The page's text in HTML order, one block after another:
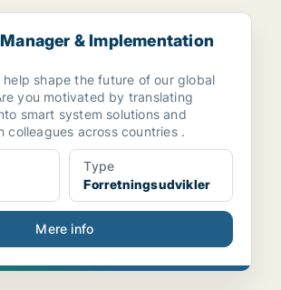
& Implementation Specialist
& Implementation
help shape the future of our global
you motivated by translating
smart system solutions and
colleagues across countries .
Type
Forretningsudvikler
Mere info